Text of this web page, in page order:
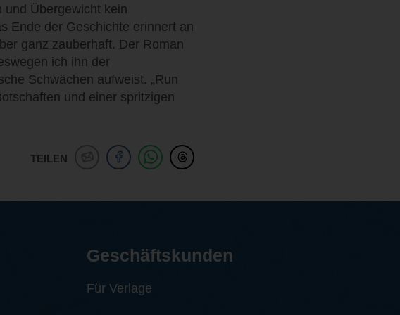
und Übergewicht kein
Ende der Geschichte erinnert an
ganz zauberhaft. Der Roman
ich ihn der
Schwächen aufweist. „Run
und einer spritzigen
TEILEN
Geschäftskunden
Für Verlage